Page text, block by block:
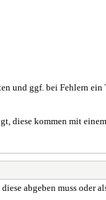
und ggf. bei Fehlern ein
diese kommen mit
abgeben muss oder